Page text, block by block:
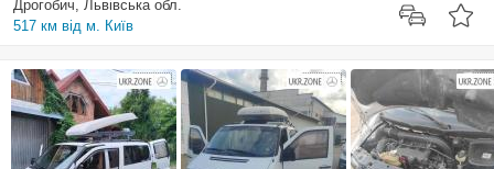
Дрогобич, Львівська обл.
517 км від м. Київ